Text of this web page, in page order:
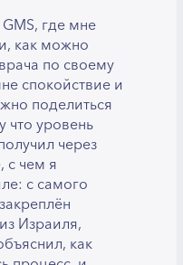
где мне
как можно
по своему
спокойствие и
поделиться
уровень
через
с чем я
с самого
Израиля,
как